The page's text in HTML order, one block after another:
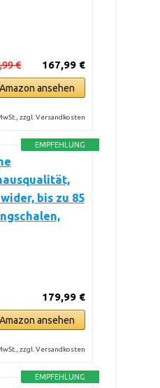
167,99 €
€
ansehen
zzgl. Versandkosten
EMPFEHLUNG
bis zu 85
179,99 €
ansehen
zzgl. Versandkosten
EMPFEHLUNG